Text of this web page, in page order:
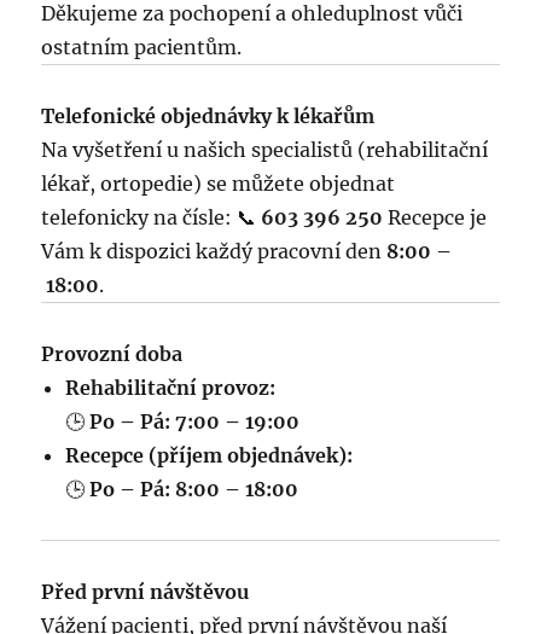
Děkujeme za pochopení a ohleduplnost vůči
ostatním pacientům.
Telefonické objednávky k lékařům
Na vyšetření u našich specialistů (rehabilitační
lékař, ortopedie) se můžete objednat
telefonicky na čísle: 📞 603 396 250 Recepce je
Vám k dispozici každý pracovní den 8:00 –
18:00.
Provozní doba
Rehabilitační provoz:
🕒Po – Pá: 7:00 – 19:00
Recepce (příjem objednávek):
🕒Po – Pá: 8:00 – 18:00
Před první návštěvou
Vážení pacienti, před první návštěvou naší